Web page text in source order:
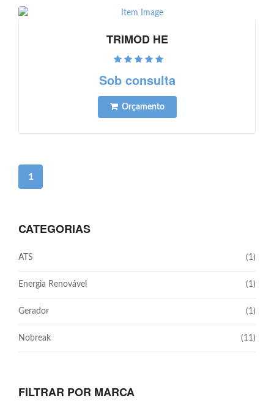
TRIMOD HE
Sob consulta
Orçamento
1
CATEGORIAS
ATS (1)
Energia Renovável (1)
Gerador (1)
Nobreak (11)
FILTRAR POR MARCA